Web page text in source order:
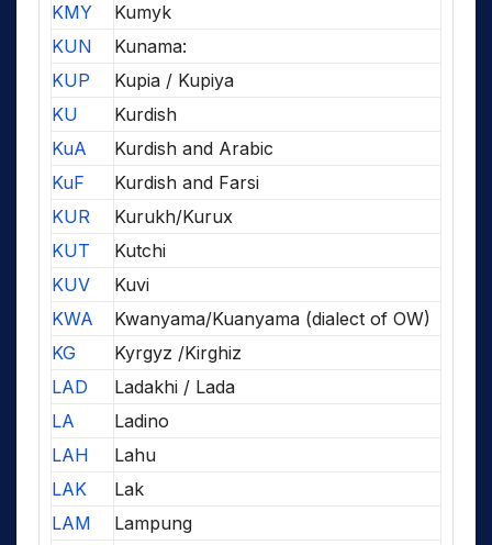
KMY
Kumyk
KUN
Kunama:
KUP
Kupia / Kupiya
KU
Kurdish
KuA
Kurdish and Arabic
KuF
Kurdish and Farsi
KUR
Kurukh/Kurux
KUT
Kutchi
KUV
Kuvi
KWA
Kwanyama/Kuanyama (dialect of OW)
KG
Kyrgyz /Kirghiz
LAD
Ladakhi / Lada
LA
Ladino
LAH
Lahu
LAK
Lak
LAM
Lampung